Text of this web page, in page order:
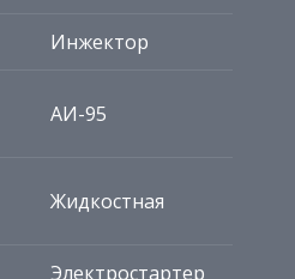
Инжектор
АИ-95
Жидкостная
Электростартер